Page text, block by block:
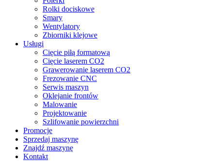
Rolki dociskowe
Smary
Wentylatory
Zbiorniki klejowe
Usługi
Cięcie piłą formatową
Cięcie laserem CO2
Grawerowanie laserem CO2
Frezowanie CNC
Serwis maszyn
Oklejanie frontów
Malowanie
Projektowanie
Szlifowanie powierzchni
Promocje
Sprzedaj maszynę
Znajdź maszynę
Kontakt